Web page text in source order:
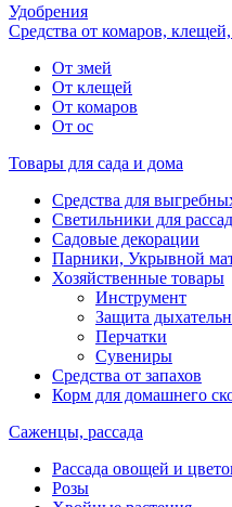
Удобрения
Средства от комаров,
От змей
От клещей
От комаров
От ос
Товары для сада и дома
Средства для
Светильники для
Садовые декорации
Парники, Укрывной
Хозяйственные товары
Инструмент
Защита
Перчатки
Сувениры
Средства от запахов
Корм для домашнего
Саженцы, рассада
Рассада овощей и
Розы